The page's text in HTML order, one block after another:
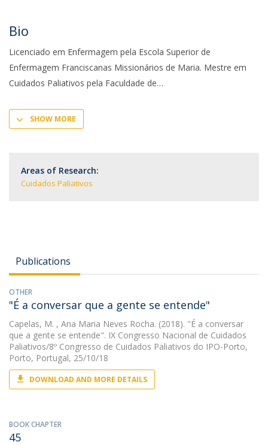
Bio
Licenciado em Enfermagem pela Escola Superior de
Enfermagem Franciscanas Missionários de Maria. Mestre em
Cuidados Paliativos pela Faculdade de
SHOW MORE
Areas of Research:
Cuidados Paliativos
Publications
OTHER
"É a conversar que a gente se entende"
Capelas, M. , Ana Maria Neves Rocha. (2018). "É a conversar
que a gente se entende". IX Congresso Nacional de Cuidados
Paliativos/8º Congresso de Cuidados Paliativos do IPO-Porto,
Porto, Portugal, 25/10/18
DOWNLOAD AND MORE DETAILS
BOOK CHAPTER
45